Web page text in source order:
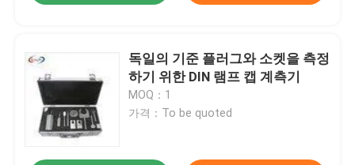
독일의 기준 플러그와 소켓을 측정
하기 위한 DIN 램프 캡 계측기
MOQ：1
가격：To be quoted